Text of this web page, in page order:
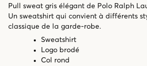
Pull sweat gris élégant de Polo Ralph
Un sweatshirt qui convient à différents
classique de la garde-robe.
Sweatshirt
Logo brodé
Col rond